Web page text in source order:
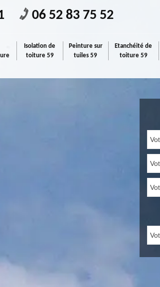
06 52 83 75 52
Isolation de
toiture 59
Peinture sur
tuiles 59
Etanchéité de
toiture 59